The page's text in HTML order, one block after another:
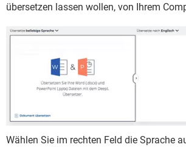
übersetzen lassen wollen, von Ihrem
Wählen Sie im rechten Feld die Sprache